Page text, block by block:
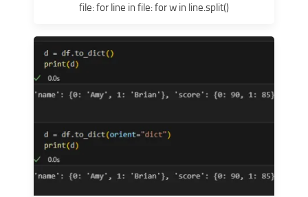
file: for line in file: for w in line.split()